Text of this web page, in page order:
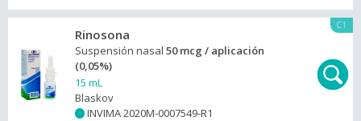
C1
Rinosona
Suspensión nasal 50 mcg / aplicación
(0,05%)
15 mL
Blaskov
INVIMA 2020M-0007549-R1